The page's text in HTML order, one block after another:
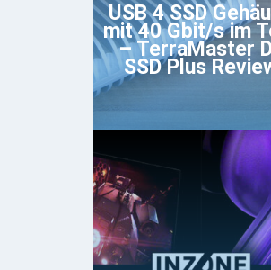
USB 4 SSD
mit 40 Gbit/s im
– TerraMaster
SSD Plus